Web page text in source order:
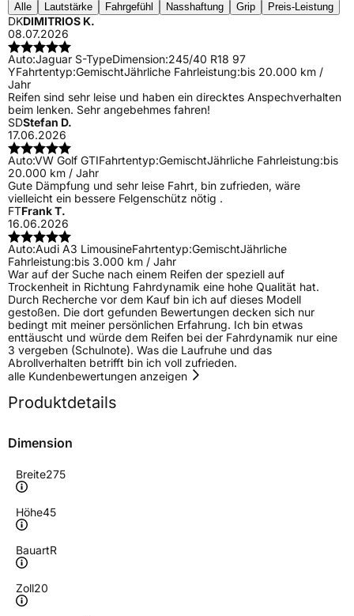
Alle Lautstärke Fahrgefühl Nasshaftung Grip Preis-Leistung
DKDIMITRIOS K.
08.07.2026
Auto:Jaguar S-TypeDimension:245/40 R18 97
YFahrtentyp:GemischtJährliche Fahrleistung:bis 20.000 km /
Jahr
Reifen sind sehr leise und haben ein direcktes Anspechverhalten
beim lenken. Sehr angebehmes fahren!
SDStefan D.
17.06.2026
Auto:VW Golf GTIFahrtentyp:GemischtJährliche Fahrleistung:bis
20.000 km / Jahr
Gute Dämpfung und sehr leise Fahrt, bin zufrieden, wäre
vielleicht ein bessere Felgenschütz nötig .
FTFrank T.
16.06.2026
Auto:Audi A3 LimousineFahrtentyp:GemischtJährliche
Fahrleistung:bis 3.000 km / Jahr
War auf der Suche nach einem Reifen der speziell auf
Trockenheit in Richtung Fahrdynamik eine hohe Qualität hat.
Durch Recherche vor dem Kauf bin ich auf dieses Modell
gestoßen. Die dort gefunden Bewertungen decken sich nur
bedingt mit meiner persönlichen Erfahrung. Ich bin etwas
enttäuscht und würde dem Reifen bei der Fahrdynamik nur eine
3 vergeben (Schulnote). Was die Laufruhe und das
Abrollverhalten betrifft bin ich voll zufrieden.
alle Kundenbewertungen anzeigen
Produktdetails
Dimension
Breite275
Höhe45
BauartR
Zoll20